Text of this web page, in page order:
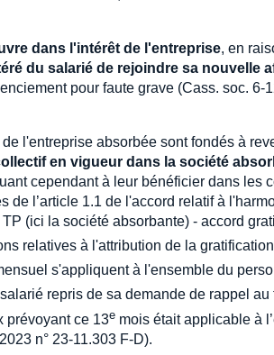
dans l'intérêt de l'entreprise, en
du salarié de rejoindre sa nouvelle
pour faute grave (Cass. soc. 6-
l'entreprise absorbée sont fondés à
en vigueur dans la société
cependant à leur bénéficier dans les
de l’article 1.1 de l'accord relatif à
(ici la société absorbante) - accord
relatives à l'attribution de la
s'appliquent à l'ensemble du
repris de sa demande de rappel au
prévoyant ce 13e mois était applicable à
n° 23-11.303 F-D).